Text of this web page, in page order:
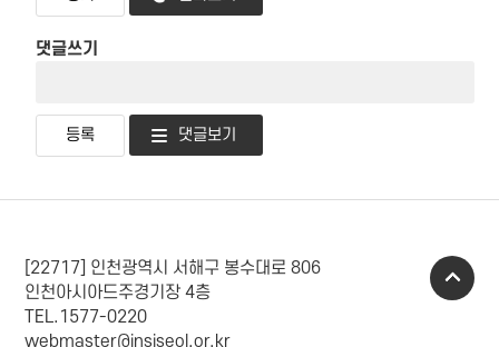
댓글쓰기
댓글보기
[22717] 인천광역시 서해구 봉수대로 806
인천아시아드주경기장 4층
TEL.1577-0220
webmaster@insiseol.or.kr